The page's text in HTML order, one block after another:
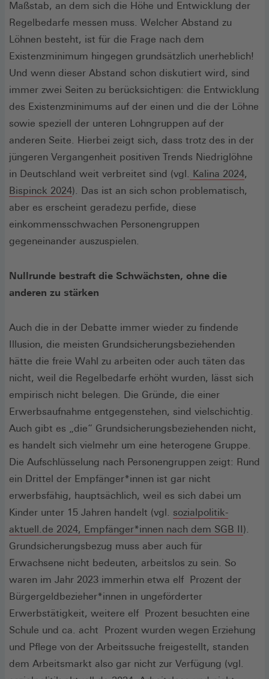
in
einem
neuen
Fenster)
Maßstab, an dem sich die Höhe und Entwicklung der
Regelbedarfe messen muss. Welcher Abstand zu
Löhnen besteht, ist für die Frage nach dem
Existenzminimum hingegen grundsätzlich unerheblich!
Und wenn dieser Abstand schon diskutiert wird, sind
immer zwei Seiten zu berücksichtigen: die Entwicklung
des Existenzminimums auf der einen und die der Löhne
sowie speziell der unteren Lohngruppen auf der
anderen Seite. Hierbei zeigt sich, dass trotz des in der
jüngeren Vergangenheit positiven Trends Niedriglöhne
in Deutschland weit verbreitet sind (vgl. Kalina 2024
in
,
Bispinck 2024(Öffnet
in
einem
neuen
). Das ist an sich schon problematisch,
aber es erscheint geradezu perfide, diese
einkommensschwachen Personengruppen
gegeneinander auszuspielen.
Nullrunde bestraft die Schwächsten, ohne die
anderen zu stärken
Auch die in der Debatte immer wieder zu findende
Illusion, die meisten Grundsicherungsbeziehenden
hätte die freie Wahl zu arbeiten oder auch täten das
nicht, weil die Regelbedarfe erhöht wurden, lässt sich
empirisch nicht belegen. Die Gründe, die einer
Erwerbsaufnahme entgegenstehen, sind vielschichtig.
Auch gibt es „die“ Grundsicherungsbeziehenden nicht,
es handelt sich vielmehr um eine heterogene Gruppe.
Die Aufschlüsselung nach Personengruppen zeigt: Rund
ein Drittel der Empfänger*innen ist gar nicht
erwerbsfähig, hauptsächlich, weil es sich dabei um
Kinder unter 15 Jahren handelt (vgl. sozialpolitik-
aktuell.de 2024, Empfänger*innen nach dem SGB II ).
Grundsicherungsbezug muss aber auch für
Erwachsene nicht bedeuten, arbeitslos zu sein. So
waren im Jahr 2023 immerhin etwa elf Prozent der
Bürgergeldbezieher*innen in ungeförderter
Erwerbstätigkeit, weitere elf Prozent besuchten eine
Schule und ca. acht Prozent wurden wegen Erziehung
und Pflege von der Arbeitssuche freigestellt, standen
dem Arbeitsmarkt also gar nicht zur Verfügung (vgl.